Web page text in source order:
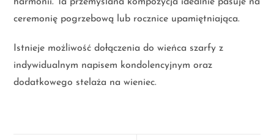
ceremonię pogrzebową lub rocznice upamiętniająca.
Istnieje możliwość dołączenia do wieńca szarfy z
indywidualnym napisem kondolencyjnym oraz
dodatkowego stelaża na wieniec.